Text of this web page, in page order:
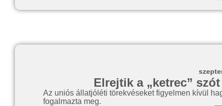
Elrejtik a „ketrec”
Az uniós állatjóléti törekvéseket figyelmen kívül
fogalmazta meg.